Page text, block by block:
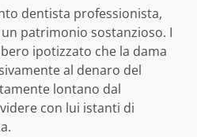
dentista professionista,
patrimonio sostanzioso. I
ipotizzato che la dama
al denaro del
lontano dal
con lui istanti di